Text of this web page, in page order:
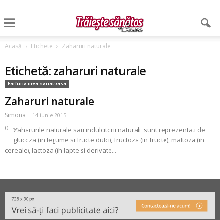
Acasă Etichete Zaharuri naturale
Etichetă: zaharuri naturale
Farfuria mea sanatoasa
Zaharuri naturale
Simona - 14 iunie 2015
0 Zaharurile naturale sau indulcitorii naturali sunt reprezentati de
glucoza (in legume si fructe dulci), fructoza (in fructe), maltoza (în
cereale), lactoza (în lapte si derivate...